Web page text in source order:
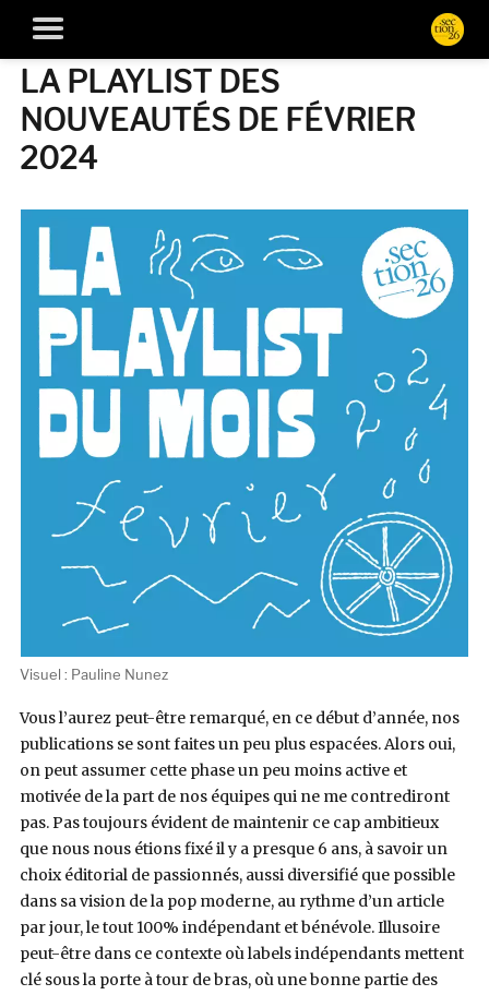
LA PLAYLIST DES
NOUVEAUTÉS DE FÉVRIER
2024
Visuel : Pauline Nunez
Vous l’aurez peut-être remarqué, en ce début d’année, nos
publications se sont faites un peu plus espacées. Alors oui,
on peut assumer cette phase un peu moins active et
motivée de la part de nos équipes qui ne me contrediront
pas. Pas toujours évident de maintenir ce cap ambitieux
que nous nous étions fixé il y a presque 6 ans, à savoir un
choix éditorial de passionnés, aussi diversifié que possible
dans sa vision de la pop moderne, au rythme d’un article
par jour, le tout 100% indépendant et bénévole. Illusoire
peut-être dans ce contexte où labels indépendants mettent
clé sous la porte à tour de bras, où une bonne partie des